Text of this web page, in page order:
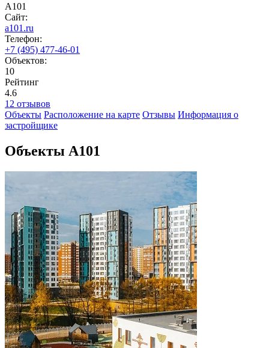
А101
Сайт:
a101.ru
Телефон:
+7 (495) 477-46-01
Объектов:
10
Рейтинг
4.6
12 отзывов
Объекты Расположение на карте Отзывы Информация о
застройщике
Объекты А101